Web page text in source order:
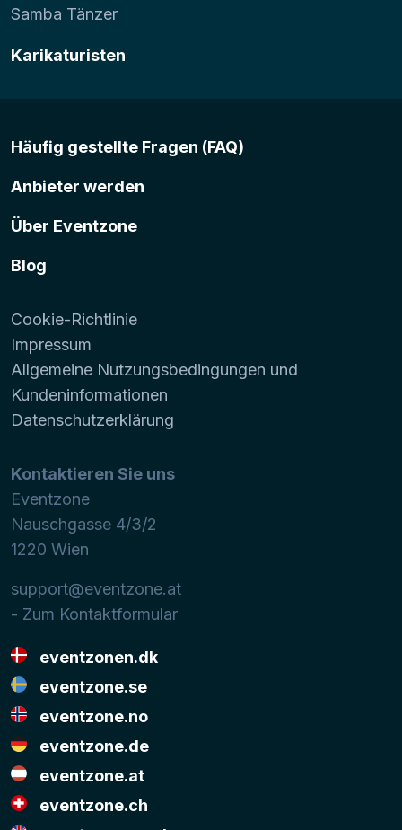
Samba Tänzer
Karikaturisten
Häufig gestellte Fragen (FAQ)
Anbieter werden
Über Eventzone
Blog
Cookie-Richtlinie
Impressum
Allgemeine Nutzungsbedingungen und
Kundeninformationen
Datenschutzerklärung
Kontaktieren Sie uns
Eventzone
Nauschgasse 4/3/2
1220 Wien
support@eventzone.at
- Zum Kontaktformular
eventzonen.dk
eventzone.se
eventzone.no
eventzone.de
eventzone.at
eventzone.ch